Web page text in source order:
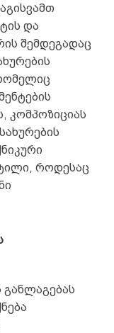
და
შემდეგადაც
კომპოზიციას
როდესაც
განლაგებას